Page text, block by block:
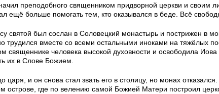
преподобного священником придворной церкви и своим
ещё больше помогать тем, кто оказывался в беде. Всё
святой был сослан в Соловецкий монастырь и пострижен в
трудился вместе со всеми остальными иноками на тяжёлых
священнике человека высокой духовности и освободила
их в Слове Божием.
царя, и он снова стал звать его в столицу, но монах
острове, где по велению самой Божией Матери построил